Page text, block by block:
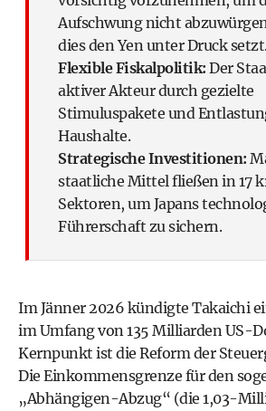
Aufschwung nicht
dies den Yen unter Druck
Flexible Fiskalpolitik: Der
aktiver Akteur durch gezielte
Stimuluspakete und
Haushalte.
Strategische Investitionen:
staatliche Mittel fließen in 17
Sektoren, um Japans
Führerschaft zu sichern.
Im Jänner 2026 kündigte Takaichi
im Umfang von 135 Milliarden US-
Kernpunkt ist die Reform der
Die Einkommensgrenze für den
„Abhängigen-Abzug“ (die 1,03-